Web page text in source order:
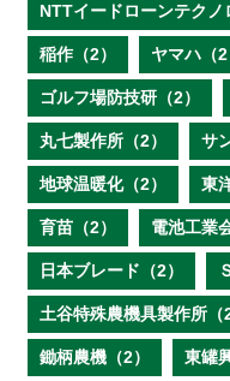
NTTイードローンテクノ
稲作（2） ヤマハ（2
ゴルフ場防技研（2）
丸七製作所（2） サ
地球温暖化（2） 東
育苗（2） 電池工業
日本ブレード（2）
土谷特殊農機具製作所（2
鋤柄農機（2） 東罐